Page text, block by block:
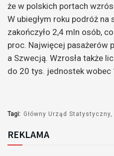
że w polskich portach
W ubiegłym roku podróż na
zakończyło 2,4 mln osób,
proc. Najwięcej pasażerów
a Szwecją. Wzrosła także
do 20 tys. jednostek wobec
Tagi: Główny Urząd Statystyczny
REKLAMA